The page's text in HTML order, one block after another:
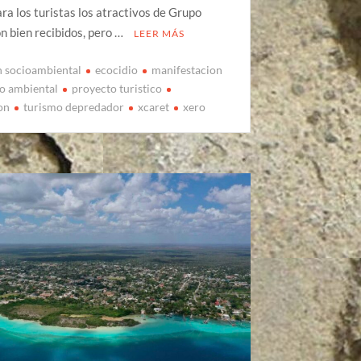
los turistas los atractivos de Grupo
bien recibidos, pero …
LEER MÁS
socioambiental ecocidio
manifestacion
ambiental
proyecto turistico
turismo depredador xcaret xero